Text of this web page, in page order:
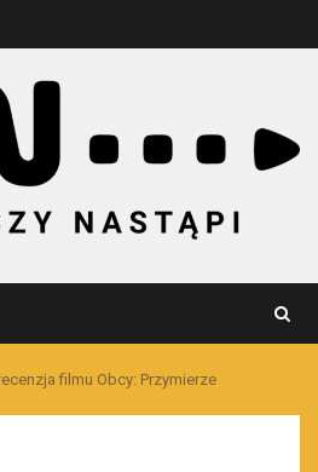
filmu Obcy: Przymierze